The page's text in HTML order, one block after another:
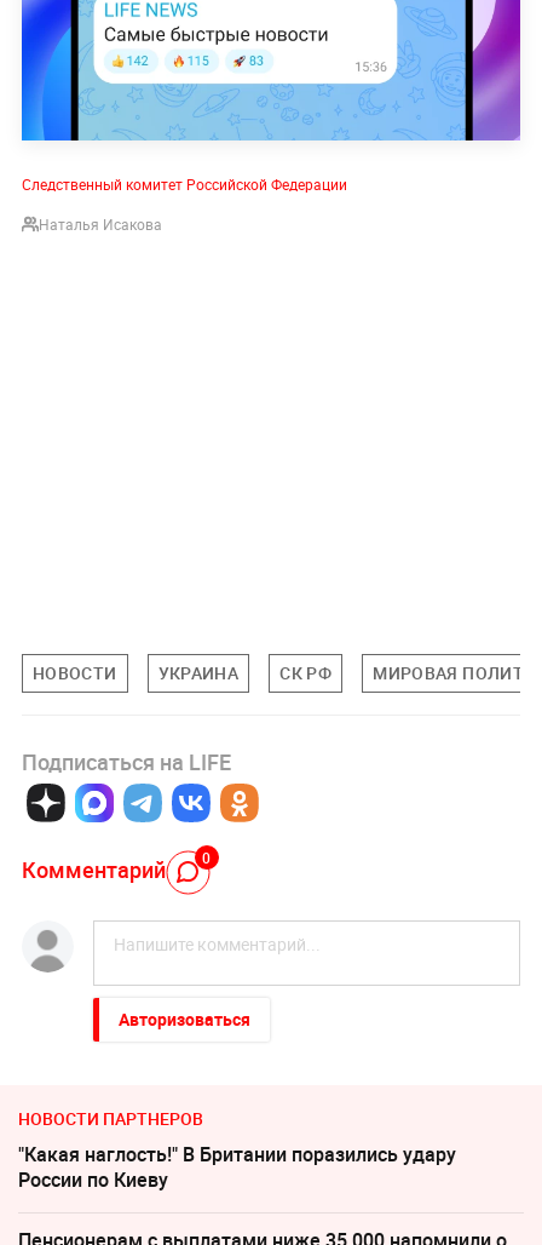
Следственный комитет Российской Федерации
Наталья Исакова
НОВОСТИ УКРАИНА СК РФ МИРОВАЯ
Подписаться на LIFE
Комментарий 0
Авторизоваться
НОВОСТИ ПАРТНЕРОВ
"Какая наглость!" В Британии поразились удару
России по Киеву